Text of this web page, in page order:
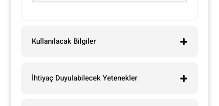
Kullanılacak Bilgiler
İhtiyaç Duyulabilecek Yetenekler